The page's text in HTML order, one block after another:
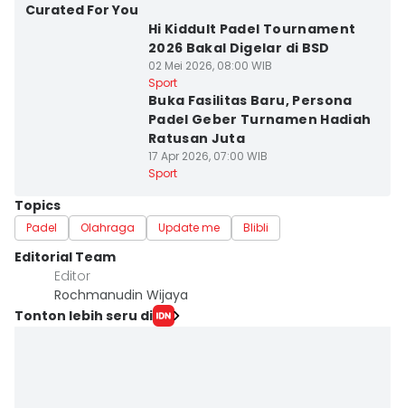
Curated For You
Hi Kiddult Padel Tournament
2026 Bakal Digelar di BSD
02 Mei 2026, 08:00 WIB
Sport
Buka Fasilitas Baru, Persona
Padel Geber Turnamen Hadiah
Ratusan Juta
17 Apr 2026, 07:00 WIB
Sport
Topics
Padel Olahraga Update me Blibli
Editorial Team
Editor
Rochmanudin Wijaya
Tonton lebih seru di